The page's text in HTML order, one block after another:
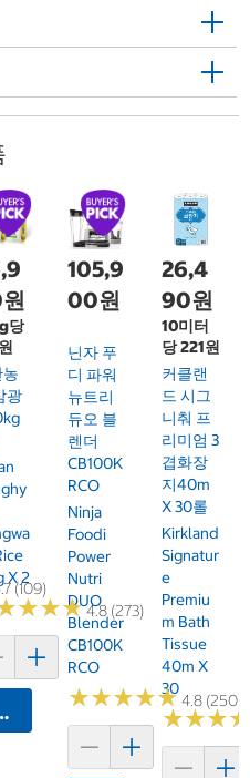
(109)
당
광
X 2
★★★
★★★4.8 (273)
트에 담기
105,9
00원
닌자 푸
디 파워
뉴트리
듀오 블
렌더
CB100K
RCO
Ninja
Foodi
Power
Nutri
DUO
Blender
CB100K
RCO
★★★★★
★★★★★4.8 (250)
26,4
90원
10미터
당 221원
커클랜
드 시그
니춰 프
리미엄 3
겹화장
지40m
X 30롤
Kirkland
Signatur
E
Premiu
M Bath
Tissue
40m X
30
★★★
★★★